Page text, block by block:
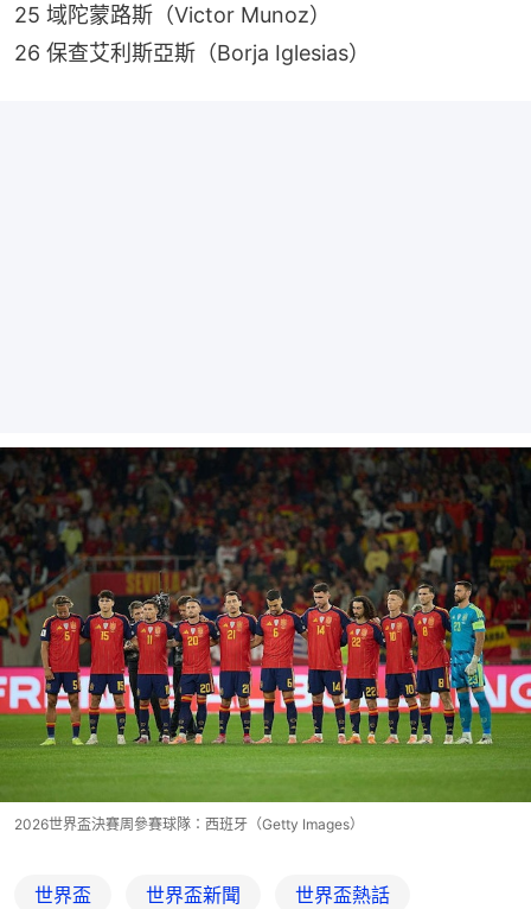
25 域陀蒙路斯（Victor Munoz）
26 保查艾利斯亞斯（Borja Iglesias）
2026世界盃決賽周參賽球隊：西班牙（Getty Images）
世界盃 世界盃新聞 世界盃熱話